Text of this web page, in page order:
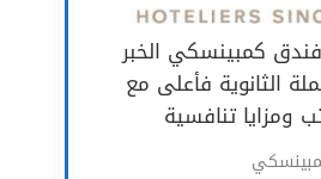
كمبينسكي الخبر
لحملة الثانوية فأعلى مع
ومزايا تنافسية